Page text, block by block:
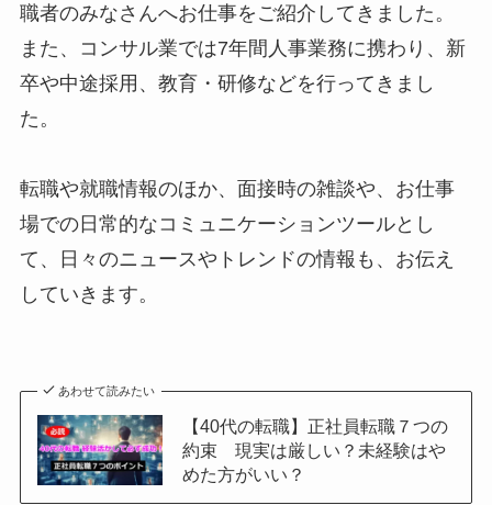
職者のみなさんへお仕事をご紹介してきました。
また、コンサル業では7年間人事業務に携わり、新
卒や中途採用、教育・研修などを行ってきまし
た。
転職や就職情報のほか、面接時の雑談や、お仕事
場での日常的なコミュニケーションツールとし
て、日々のニュースやトレンドの情報も、お伝え
していきます。
あわせて読みたい
【40代の転職】正社員転職７つの
約束 現実は厳しい？未経験はや
めた方がいい？